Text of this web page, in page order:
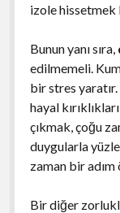
izole hissetmek
Bunun yanı sıra,
edilmemeli.
bir stres
hayal
çıkmak, çoğu
duygularla
zaman bir
Bir diğer